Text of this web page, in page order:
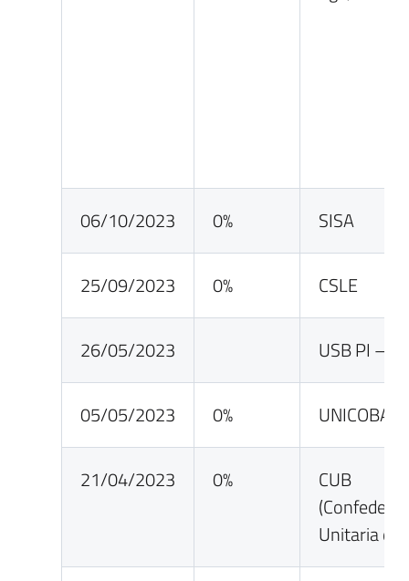
06/10/2023 0% SISA
25/09/2023 0% CSLE
26/05/2023 USB PI –
05/05/2023 0% UNICOBAS
21/04/2023 0%
CUB
Unitaria di